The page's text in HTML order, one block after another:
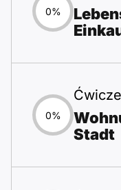
0%
0%
Stadt